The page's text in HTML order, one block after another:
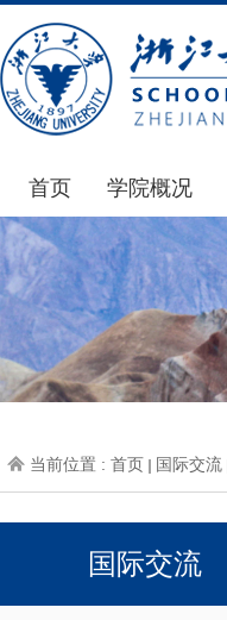
首页 学院概况
学院简介
发展简史
组织机构
师资力量
当前位置 : 首页 国际交流
国际交流